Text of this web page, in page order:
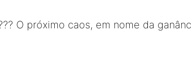
O próximo caos, em nome da